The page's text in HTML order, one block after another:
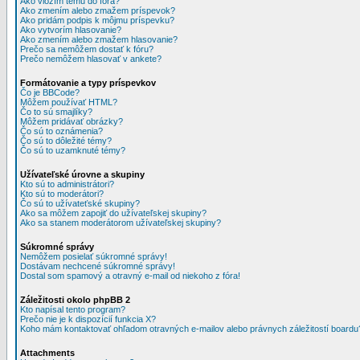
Ako zmením alebo zmažem príspevok?
Ako pridám podpis k môjmu príspevku?
Ako vytvorím hlasovanie?
Ako zmením alebo zmažem hlasovanie?
Prečo sa nemôžem dostať k fóru?
Prečo nemôžem hlasovať v ankete?
Formátovanie a typy príspevkov
Čo je BBCode?
Môžem používať HTML?
Čo to sú smajlíky?
Môžem pridávať obrázky?
Čo sú to oznámenia?
Čo sú to dôležité témy?
Čo sú to uzamknuté témy?
Užívateľské úrovne a skupiny
Kto sú to administrátori?
Kto sú to moderátori?
Čo sú to užívateťské skupiny?
Ako sa môžem zapojiť do užívateľskej skupiny?
Ako sa stanem moderátorom užívateľskej skupiny?
Súkromné správy
Nemôžem posielať súkromné správy!
Dostávam nechcené súkromné správy!
Dostal som spamový a otravný e-mail od niekoho z fóra!
Záležitosti okolo phpBB 2
Kto napísal tento program?
Prečo nie je k dispozícií funkcia X?
Koho mám kontaktovať ohľadom otravných e-mailov alebo právnych záležitostí
Attachments